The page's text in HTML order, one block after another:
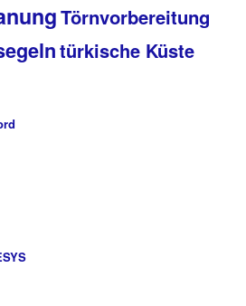
Törnvorbereitung
türkische Küste